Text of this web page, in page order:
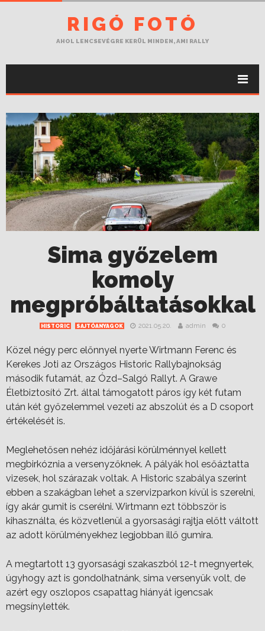
RIGÓ FOTÓ
AHOL LENCSEVÉGRE KERÜL MINDEN, AMI RALLY
Sima győzelem
komoly
megpróbáltatásokkal
HISTORIC SAJTÓANYAGOK 2021.05.20. admin 0
Közel négy perc előnnyel nyerte Wirtmann Ferenc és
Kerekes Joti az Országos Historic Rallybajnokság
második futamát, az Ózd–Salgó Rallyt. A Grawe
Életbiztosító Zrt. által támogatott páros így két futam
után két győzelemmel vezeti az abszolút és a D csoport
értékelését is.
Meglehetősen nehéz időjárási körülménnyel kellett
megbirkóznia a versenyzőknek. A pályák hol esőáztatta
vizesek, hol szárazak voltak. A Historic szabálya szerint
ebben a szakágban lehet a szervizparkon kívül is szerelni,
így akár gumit is cserélni. Wirtmann ezt többször is
kihasználta, és közvetlenül a gyorsasági rajtja előtt váltott
az adott körülményekhez legjobban illő gumira.
A megtartott 13 gyorsasági szakaszból 12-t megnyertek,
úgyhogy azt is gondolhatnánk, sima versenyük volt, de
azért egy oszlopos csapattag hiányát igencsak
megsínylették.